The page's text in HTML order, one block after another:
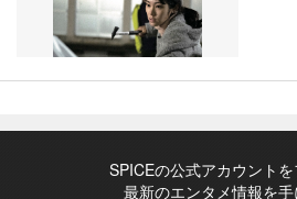
SPICEの公式アカウント
最新のエンタメ情報を手